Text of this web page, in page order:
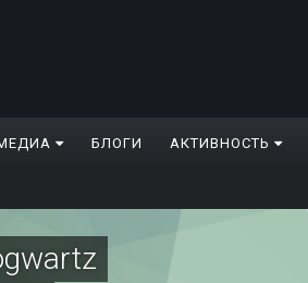
БЛОГИ АКТИВНОСТЬ